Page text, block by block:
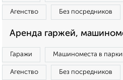
Агенство Без посредников
Аренда гаржей,
Гаражи Машиноместа в
Агенство Без посредников